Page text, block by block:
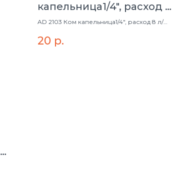
капельница1/4", расход 8
л/час, давл 0,8-3 атм
AD 2103 Ком капельница1/4", расход 8 л/
20 р.